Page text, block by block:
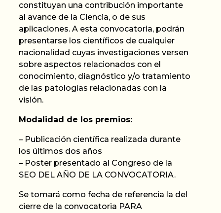
constituyan una contribución importante
al avance de la Ciencia, o de sus
aplicaciones. A esta convocatoria, podrán
presentarse los científicos de cualquier
nacionalidad cuyas investigaciones versen
sobre aspectos relacionados con el
conocimiento, diagnóstico y/o tratamiento
de las patologías relacionadas con la
visión.
Modalidad de los premios:
– Publicación científica realizada durante
los últimos dos años
– Poster presentado al Congreso de la
SEO DEL AÑO DE LA CONVOCATORIA.
Se tomará como fecha de referencia la del
cierre de la convocatoria PARA